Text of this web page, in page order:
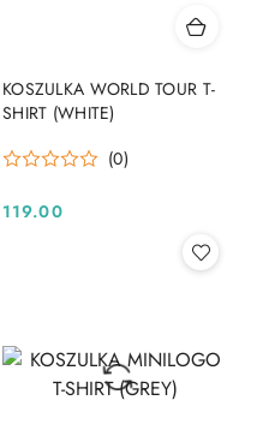
KOSZULKA WORLD TOUR T-
SHIRT (WHITE)
(0)
Cena:
119.00